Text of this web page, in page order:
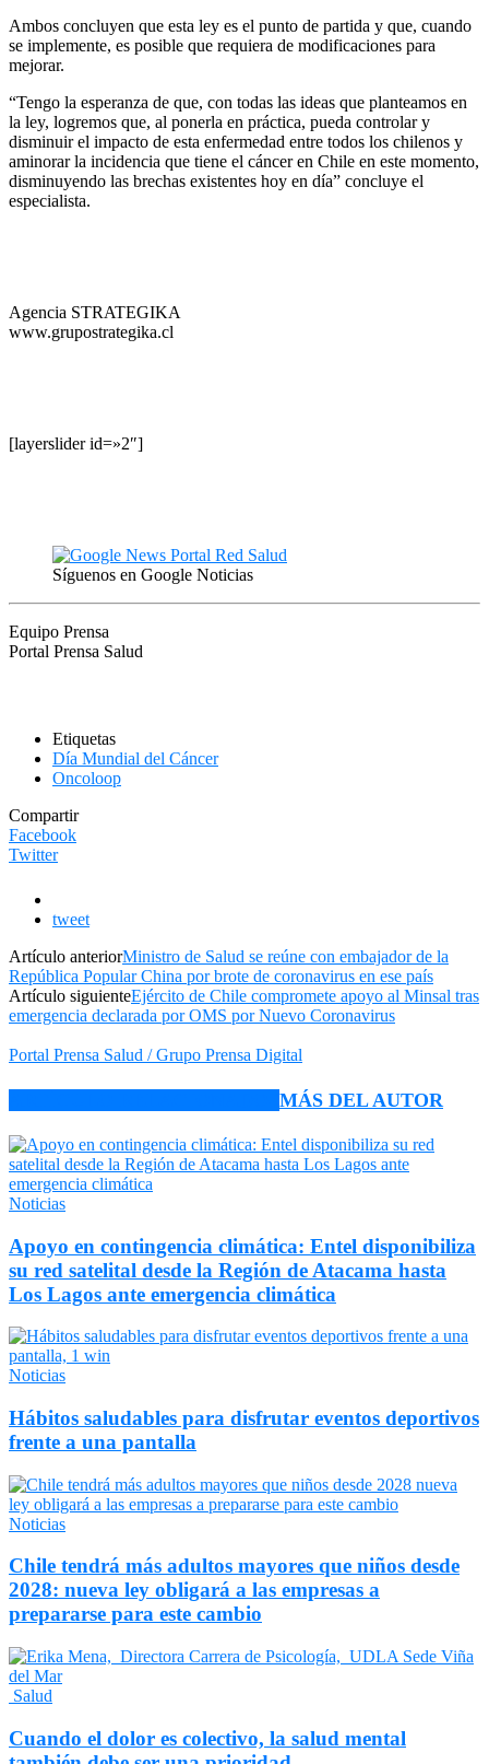
Ambos concluyen que esta ley es el punto de partida y que, cuando
se implemente, es posible que requiera de modificaciones para
mejorar.
“Tengo la esperanza de que, con todas las ideas que planteamos en
la ley, logremos que, al ponerla en práctica, pueda controlar y
disminuir el impacto de esta enfermedad entre todos los chilenos y
aminorar la incidencia que tiene el cáncer en Chile en este momento,
disminuyendo las brechas existentes hoy en día” concluye el
especialista.
Agencia STRATEGIKA
www.grupostrategika.cl
[layerslider id=»2″]
Síguenos en Google Noticias
Equipo Prensa
Portal Prensa Salud
Etiquetas
Día Mundial del Cáncer
Oncoloop
Compartir
Facebook
Twitter
tweet
Artículo anteriorMinistro de Salud se reúne con embajador de la
República Popular China por brote de coronavirus en ese país
Artículo siguienteEjército de Chile compromete apoyo al Minsal tras
emergencia declarada por OMS por Nuevo Coronavirus
Portal Prensa Salud / Grupo Prensa Digital
MÁS DEL AUTOR
Noticias
Apoyo en contingencia climática: Entel disponibiliza
su red satelital desde la Región de Atacama hasta
Los Lagos ante emergencia climática
Noticias
Hábitos saludables para disfrutar eventos deportivos
frente a una pantalla
Noticias
Chile tendrá más adultos mayores que niños desde
2028: nueva ley obligará a las empresas a
prepararse para este cambio
Salud
Cuando el dolor es colectivo, la salud mental